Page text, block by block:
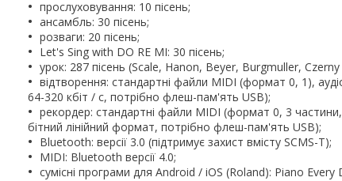
прослуховування: 10 пісень;
ансамбль: 30 пісень;
розваги: ​​20 пісень;
Let's Sing with DO RE MI: 30 пісень;
урок: 287 пісень (Scale, Hanon, Beyer, Burgmuller, Czerny
відтворення: стандартні файли MIDI (формат 0, 1),
64-320 кбіт / с, потрібно флеш-пам'ять USB);
рекордер: стандартні файли MIDI (формат 0, 3
бітний лінійний формат, потрібно флеш-пам'ять USB);
Bluetooth: версії 3.0 (підтримує захист вмісту SCMS-T);
MIDI: Bluetooth версії 4.0;
сумісні програми для Android / iOS (Roland): Piano